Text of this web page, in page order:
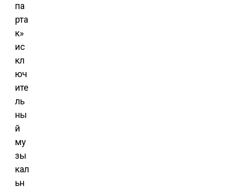
па
рта
к»
ис
кл
юч
ите
ль
ны
й
му
зы
кал
ьн